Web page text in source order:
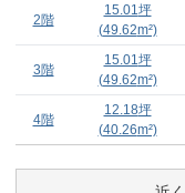
2階
15.01坪
(49.62m²)
3階
15.01坪
(49.62m²)
4階
12.18坪
(40.26m²)